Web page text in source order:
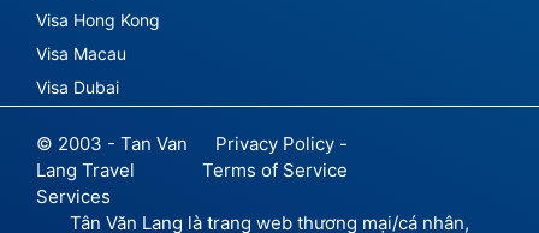
Visa Hong Kong
Visa Macau
Visa Dubai
© 2003 - Tan Van
Lang Travel
Services
Privacy Policy -
Terms of Service
Tân Văn Lang là trang web thương mại/cá nhân,